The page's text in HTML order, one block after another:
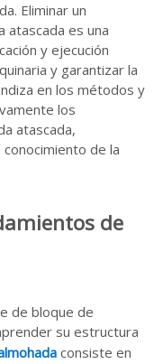
Eliminar un
atascada es una
y ejecución
y garantizar la
en los métodos y
los
atascada,
de la
de
de bloque de
su estructura
consiste en